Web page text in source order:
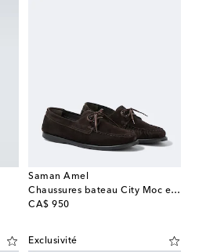
Saman Amel
Chaussures bateau City Moc en daim
CA$ 950
original price
Exclusivité